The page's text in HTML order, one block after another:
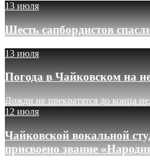
13 июля
Шесть сапбордистов
13 июля
Погода в Чайковском на
Дожди не прекратятся до конца
12 июля
Чайковской вокальной
присвоено звание